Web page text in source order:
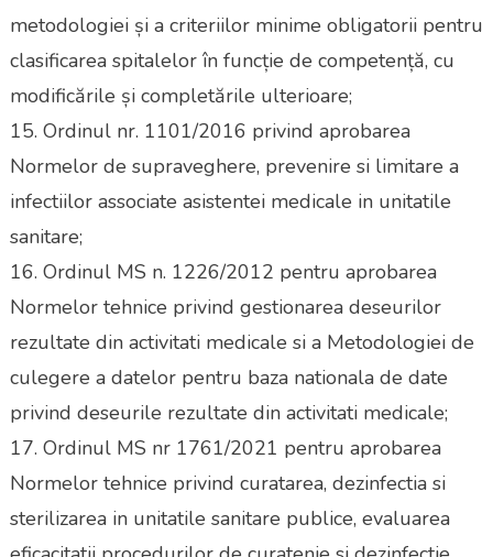
metodologiei și a criteriilor minime obligatorii pentru
clasificarea spitalelor în funcție de competență, cu
modificările și completările ulterioare;
15. Ordinul nr. 1101/2016 privind aprobarea
Normelor de supraveghere, prevenire si limitare a
infectiilor associate asistentei medicale in unitatile
sanitare;
16. Ordinul MS n. 1226/2012 pentru aprobarea
Normelor tehnice privind gestionarea deseurilor
rezultate din activitati medicale si a Metodologiei de
culegere a datelor pentru baza nationala de date
privind deseurile rezultate din activitati medicale;
17. Ordinul MS nr 1761/2021 pentru aprobarea
Normelor tehnice privind curatarea, dezinfectia si
sterilizarea in unitatile sanitare publice, evaluarea